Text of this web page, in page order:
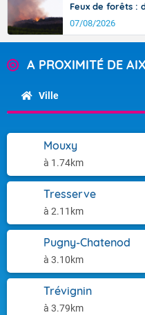
Feux de forêts :
07/08/2026
A PROXIMITÉ DE
Ville
Mouxy
à 1.74km
Tresserve
à 2.11km
Pugny-Chatenod
à 3.10km
Trévignin
à 3.79km